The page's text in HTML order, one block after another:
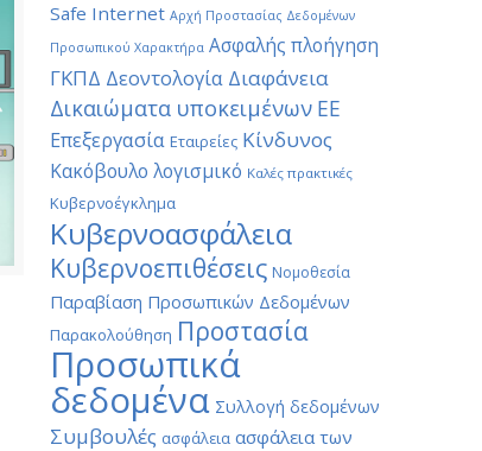
Safe Internet Αρχή Προστασίας Δεδομένων
Προσωπικού Χαρακτήρα Ασφαλής πλοήγηση
ΓΚΠΔ Δεοντολογία Διαφάνεια
Δικαιώματα υποκειμένων ΕΕ
Επεξεργασία Εταιρείες Κίνδυνος
Κακόβουλο λογισμικό Καλές πρακτικές
Κυβερνοέγκλημα
Κυβερνοασφάλεια
Κυβερνοεπιθέσεις Νομοθεσία
Παραβίαση Προσωπικών Δεδομένων
Παρακολούθηση Προστασία
Προσωπικά
δεδομένα Συλλογή δεδομένων
Συμβουλές ασφάλεια ασφάλεια των